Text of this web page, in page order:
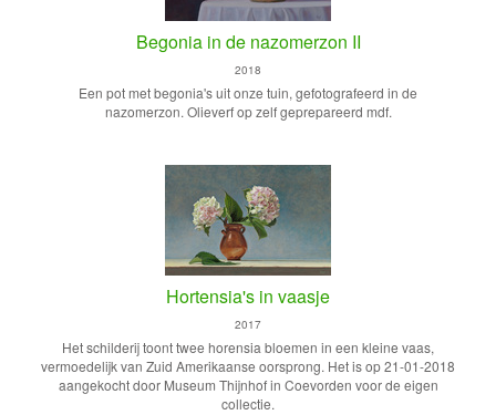
Begonia in de nazomerzon II
2018
Een pot met begonia's uit onze tuin, gefotografeerd in de
nazomerzon. Olieverf op zelf geprepareerd mdf.
Hortensia's in vaasje
2017
Het schilderij toont twee horensia bloemen in een kleine vaas,
vermoedelijk van Zuid Amerikaanse oorsprong. Het is op 21-01-2018
aangekocht door Museum Thijnhof in Coevorden voor de eigen
collectie.